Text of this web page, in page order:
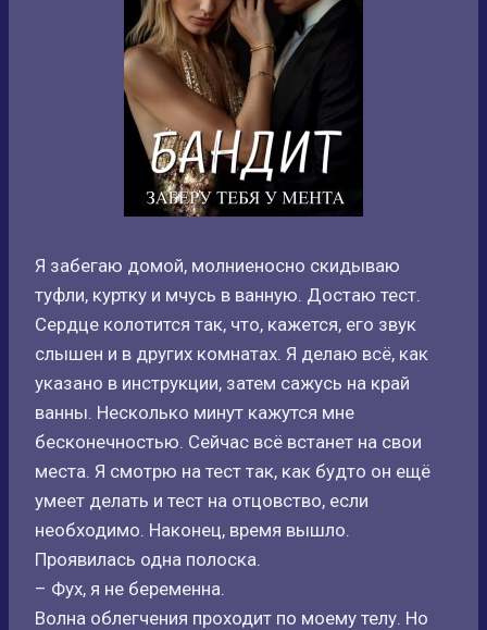
Я забегаю домой, молниеносно скидываю
туфли, куртку и мчусь в ванную. Достаю тест.
Сердце колотится так, что, кажется, его звук
слышен и в других комнатах. Я делаю всё, как
указано в инструкции, затем сажусь на край
ванны. Несколько минут кажутся мне
бесконечностью. Сейчас всё встанет на свои
места. Я смотрю на тест так, как будто он ещё
умеет делать и тест на отцовство, если
необходимо. Наконец, время вышло.
Проявилась одна полоска.
– Фух, я не беременна.
Волна облегчения проходит по моему телу. Но